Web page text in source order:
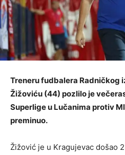
Treneru fudbalera Radničkog
Žižoviću (44) pozlilo je
Superlige u Lučanima protiv
preminuo.
Žižović je u Kragujevac došao